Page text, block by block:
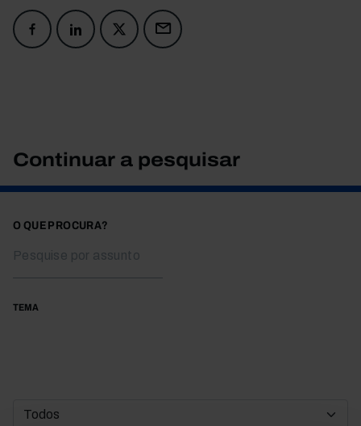
Continuar a pesquisar
O QUE PROCURA?
TEMA